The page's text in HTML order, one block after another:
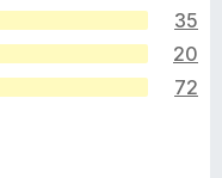
35
20
72